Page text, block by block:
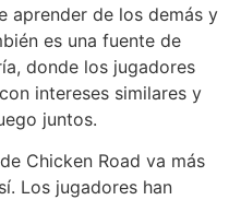
aprender de los demás y
es una fuente de
donde los jugadores
intereses similares y
juntos.
Chicken Road va más
Los jugadores han